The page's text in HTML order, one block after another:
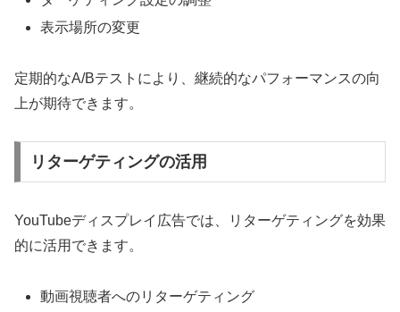
表示場所の変更
定期的なA/Bテストにより、継続的なパフォーマンスの向
上が期待できます。
リターゲティングの活用
YouTubeディスプレイ広告では、リターゲティングを効果
的に活用できます。
動画視聴者へのリターゲティング